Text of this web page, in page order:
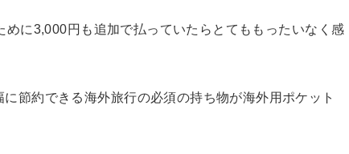
に3,000円も追加で払っていたらとてももったいなく感
節約できる海外旅行の必須の持ち物が海外用ポケット